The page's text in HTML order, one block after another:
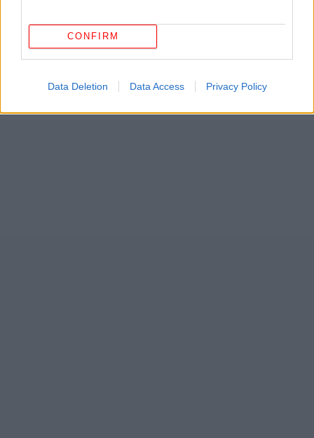
CONFIRM
Data Deletion Data Access Privacy Policy
ΔΕΙΤΕ ΕΠΙΣΗΣ